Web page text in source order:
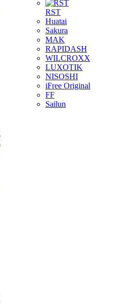
RST
Huatai
Sakura
MAK
RAPIDASH
WILCROXX
LUXOTIK
NISOSHI
iFree Original
FF
Sailun